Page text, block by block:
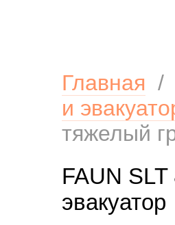
Главная
и
тяжелый
FAUN
эвакуатор